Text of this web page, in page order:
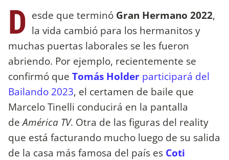
D esde que terminó Gran Hermano 2022,
la vida cambió para los hermanitos y
muchas puertas laborales se les fueron
abriendo. Por ejemplo, recientemente se
confirmó que Tomás Holder participará del
Bailando 2023, el certamen de baile que
Marcelo Tinelli conducirá en la pantalla
deAmérica TV. Otra de las figuras del reality
que está facturando mucho luego de su salida
de la casa más famosa del país es Coti